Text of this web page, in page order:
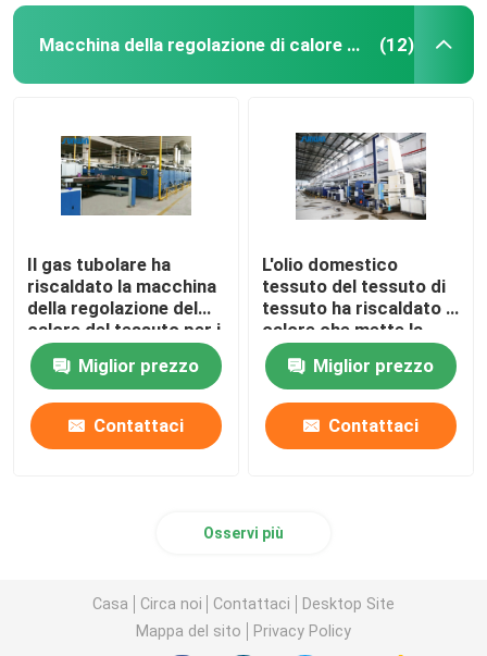
Macchina della regolazione di calore del tessuto (12)
Il gas tubolare ha
riscaldato la macchina
della regolazione del
calore del tessuto per i
tessuti
dell'asciugamano
2200mm
Miglior prezzo
Contattaci
L'olio domestico
tessuto del tessuto di
tessuto ha riscaldato il
calore che mette la
macchina di finitura di
StenterMiglior prezzo
Contattaci
Osservi più
Casa Circa noi Contattaci
Desktop Site
Mappa del sito
Privacy Policy